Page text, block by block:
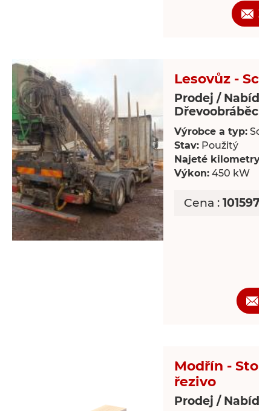
Lesovůz -
Prodej /
Dřevoobráběcí
Výrobce a typ:
Stav: Použitý
Najeté kilometry:
Výkon: 450 kW
Cena :
Modřín -
řezivo
Prodej /